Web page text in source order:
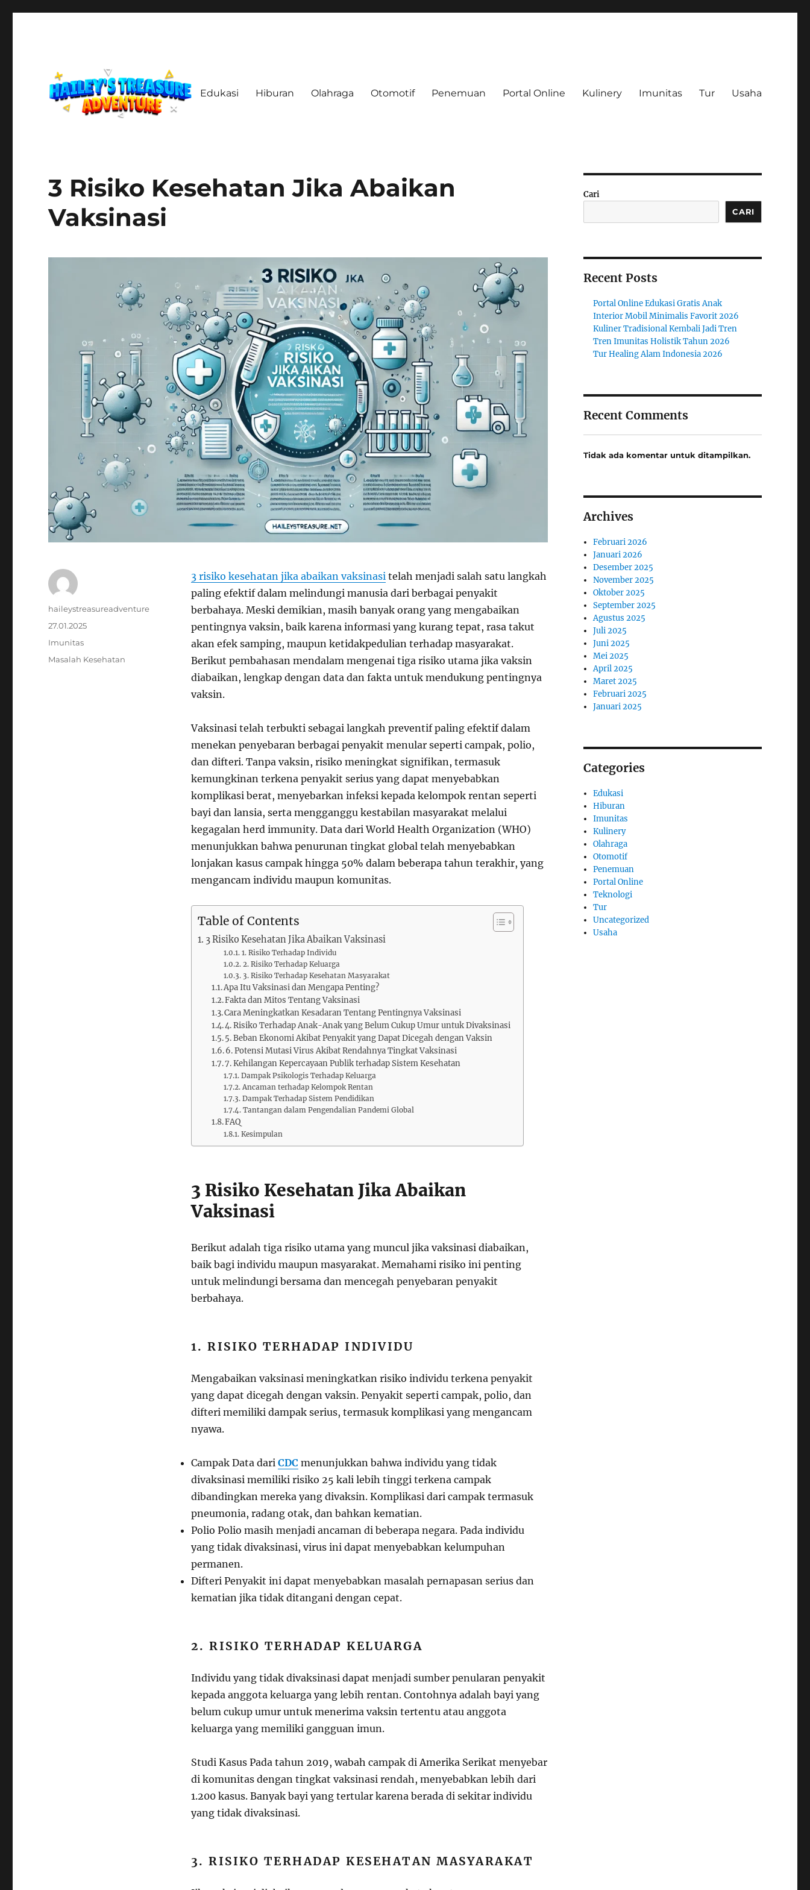
Edukasi Hiburan Olahraga Otomotif Penemuan Portal Online Kulinery Imunitas Tur Usaha
3 Risiko Kesehatan Jika Abaikan
Vaksinasi
3 risiko kesehatan jika abaikan vaksinasitelah menjadi salah satu langkah
paling efektif dalam melindungi manusia dari berbagai penyakit
berbahaya. Meski demikian, masih banyak orang yang mengabaikan
pentingnya vaksin, baik karena informasi yang kurang tepat, rasa takut
akan efek samping, maupun ketidakpedulian terhadap masyarakat.
Berikut pembahasan mendalam mengenai tiga risiko utama jika vaksin
diabaikan, lengkap dengan data dan fakta untuk mendukung pentingnya
vaksin.
Vaksinasi telah terbukti sebagai langkah preventif paling efektif dalam
menekan penyebaran berbagai penyakit menular seperti campak, polio,
dan difteri. Tanpa vaksin, risiko meningkat signifikan, termasuk
kemungkinan terkena penyakit serius yang dapat menyebabkan
komplikasi berat, menyebarkan infeksi kepada kelompok rentan seperti
bayi dan lansia, serta mengganggu kestabilan masyarakat melalui
kegagalan herd immunity. Data dari World Health Organization (WHO)
menunjukkan bahwa penurunan tingkat global telah menyebabkan
lonjakan kasus campak hingga 50% dalam beberapa tahun terakhir, yang
mengancam individu maupun komunitas.
Table of Contents
3 Risiko Kesehatan Jika Abaikan Vaksinasi
1. Risiko Terhadap Individu
2. Risiko Terhadap Keluarga
3. Risiko Terhadap Kesehatan Masyarakat
Apa Itu Vaksinasi dan Mengapa Penting?
Fakta dan Mitos Tentang Vaksinasi
Cara Meningkatkan Kesadaran Tentang Pentingnya Vaksinasi
4. Risiko Terhadap Anak-Anak yang Belum Cukup Umur untuk Divaksinasi
5. Beban Ekonomi Akibat Penyakit yang Dapat Dicegah dengan Vaksin
6. Potensi Mutasi Virus Akibat Rendahnya Tingkat Vaksinasi
7. Kehilangan Kepercayaan Publik terhadap Sistem Kesehatan
Dampak Psikologis Terhadap Keluarga
Ancaman terhadap Kelompok Rentan
Dampak Terhadap Sistem Pendidikan
Tantangan dalam Pengendalian Pandemi Global
FAQ
Kesimpulan
3 Risiko Kesehatan Jika Abaikan
Vaksinasi
Berikut adalah tiga risiko utama yang muncul jika vaksinasi diabaikan,
baik bagi individu maupun masyarakat. Memahami risiko ini penting
untuk melindungi bersama dan mencegah penyebaran penyakit
berbahaya.
1. RISIKO TERHADAP INDIVIDU
Mengabaikan vaksinasi meningkatkan risiko individu terkena penyakit
yang dapat dicegah dengan vaksin. Penyakit seperti campak, polio, dan
difteri memiliki dampak serius, termasuk komplikasi yang mengancam
nyawa.
CampakData dari CDC menunjukkan bahwa individu yang tidak
divaksinasi memiliki risiko 25 kali lebih tinggi terkena campak
dibandingkan mereka yang divaksin. Komplikasi dari campak termasuk
pneumonia, radang otak, dan bahkan kematian.
Polio Polio masih menjadi ancaman di beberapa negara. Pada individu
yang tidak divaksinasi, virus ini dapat menyebabkan kelumpuhan
permanen.
DifteriPenyakit ini dapat menyebabkan masalah pernapasan serius dan
kematian jika tidak ditangani dengan cepat.
2. RISIKO TERHADAP KELUARGA
Individu yang tidak divaksinasi dapat menjadi sumber penularan penyakit
kepada anggota keluarga yang lebih rentan. Contohnya adalah bayi yang
belum cukup umur untuk menerima vaksin tertentu atau anggota
keluarga yang memiliki gangguan imun.
Studi Kasus Pada tahun 2019, wabah campak di Amerika Serikat menyebar
di komunitas dengan tingkat vaksinasi rendah, menyebabkan lebih dari
1.200 kasus. Banyak bayi yang tertular karena berada di sekitar individu
yang tidak divaksinasi.
3. RISIKO TERHADAP KESEHATAN MASYARAKAT
Author
haileystreasureadventure
Posted
on
27.01.2025
Categories
Imunitas
Tags
Masalah Kesehatan
Cari
CARI
Recent Posts
Portal Online Edukasi Gratis Anak
Interior Mobil Minimalis Favorit 2026
Kuliner Tradisional Kembali Jadi Tren
Tren Imunitas Holistik Tahun 2026
Tur Healing Alam Indonesia 2026
Recent Comments
Tidak ada komentar untuk ditampilkan.
Archives
Februari 2026
Januari 2026
Desember 2025
November 2025
Oktober 2025
September 2025
Agustus 2025
Juli 2025
Juni 2025
Mei 2025
April 2025
Maret 2025
Februari 2025
Januari 2025
Categories
Edukasi
Hiburan
Imunitas
Kulinery
Olahraga
Otomotif
Penemuan
Portal Online
Teknologi
Tur
Uncategorized
Usaha